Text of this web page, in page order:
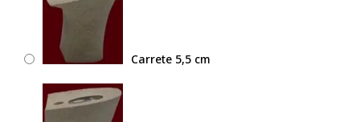
Carrete 5,5 cm